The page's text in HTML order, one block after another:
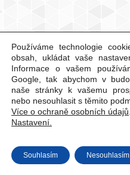
Používáme technologie
obsah, ukládat vaše
Informace o vašem
Google, tak abychom v
naše stránky k vašemu
nebo nesouhlasit s těmito
Více o ochraně osobních údajů
Nastavení.
Souhlasím Nesouhlasím